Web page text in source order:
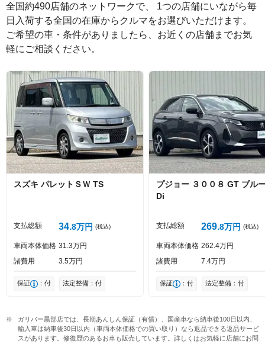
絵文字は投稿時に削除します 0文字/140文字
Captcha
全国約490店舗のネットワークで、 1つの店舗にいながら毎
日入荷する全国の在庫からクルマをお選びいただけます。
ご希望の車・条件がありましたら、お近くの店舗までお気
軽にご相談ください。
スズキ パレットＳＷ TS
支払総額 34 8万円 (税込)
車両本体価格 31 3万円
諸費用
3 5万円
保証 ：付 法定整備：付
プジョー ３００８ GT ブル
Di
支払総額 269 8万円 (税込)
車両本体価格 262 4万円
諸費用
7 4万円
保証 ：付 法定整備：付
ガリバー黒部店では、長期あんしん保証（有償）、国産車なら納車後100日以内、
輸入車は納車後30日以内（車両本体価格での買い取り）なら返品できる返品サービ
スがあります。修復歴のあるお車も販売しています。詳しくはお気軽に店舗にお問